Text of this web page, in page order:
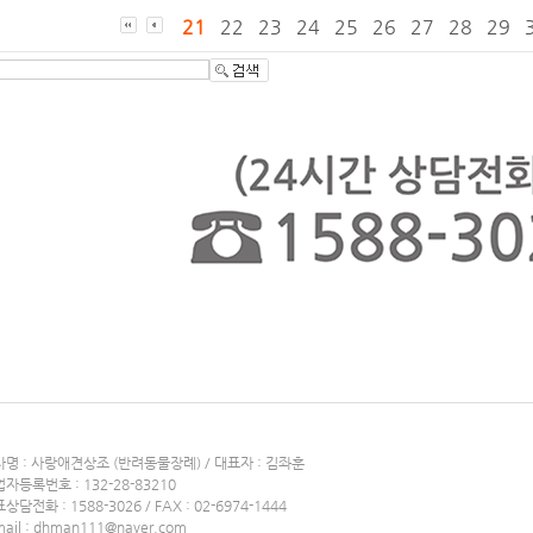
21 22 23 24 25 26 27 28 29
명 : 사랑애견상조 (반려동물장례) / 대표자 : 김좌훈
자등록번호 : 132-28-83210
상담전화 : 1588-3026 / FAX : 02-6974-1444
: dhman111@naver.com